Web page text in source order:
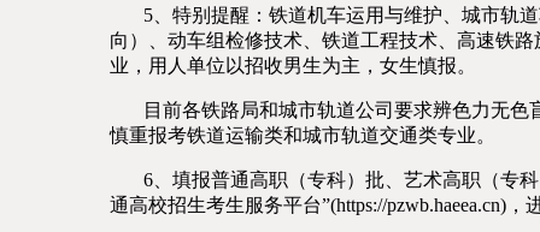
5、特别提醒：铁道机车运用与维护、城市轨道
向）、动车组检修技术、铁道工程技术、高速铁
业，用人单位以招收男生为主，女生慎报。
目前各铁路局和城市轨道公司要求辨色力无色
慎重报考铁道运输类和城市轨道交通类专业。
6、填报普通高职（专科）批、艺术高职（专科
通高校招生考生服务平台”(https://pzwb.haeea.cn)，